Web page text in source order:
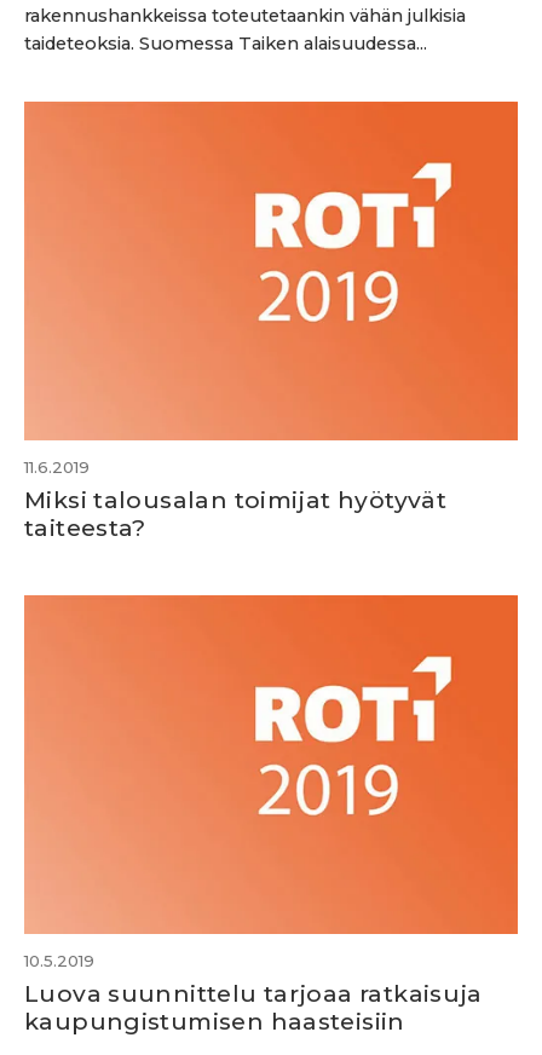
rakennushankkeissa toteutetaankin vähän julkisia
taideteoksia. Suomessa Taiken alaisuudessa...
11.6.2019
Miksi talousalan toimijat hyötyvät
taiteesta?
10.5.2019
Luova suunnittelu tarjoaa ratkaisuja
kaupungistumisen haasteisiin